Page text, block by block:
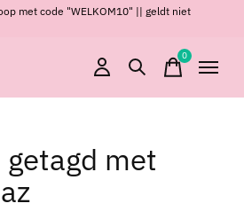
met code "WELKOM10" || geldt niet
0items
met